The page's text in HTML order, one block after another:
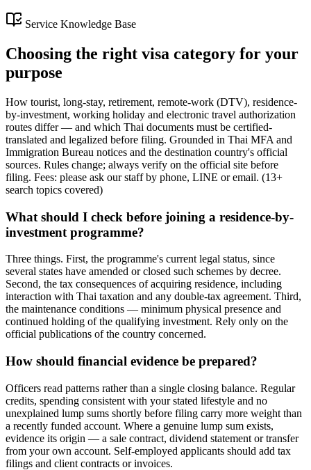
Service Knowledge Base
Choosing the right visa category for your
purpose
How tourist, long-stay, retirement, remote-work (DTV), residence-
by-investment, working holiday and electronic travel authorization
routes differ — and which Thai documents must be certified-
translated and legalized before filing. Grounded in Thai MFA and
Immigration Bureau notices and the destination country's official
sources. Rules change; always verify on the official site before
filing. Fees: please ask our staff by phone, LINE or email. (13+
search topics covered)
What should I check before joining a residence-by-
investment programme?
Three things. First, the programme's current legal status, since
several states have amended or closed such schemes by decree.
Second, the tax consequences of acquiring residence, including
interaction with Thai taxation and any double-tax agreement. Third,
the maintenance conditions — minimum physical presence and
continued holding of the qualifying investment. Rely only on the
official publications of the country concerned.
How should financial evidence be prepared?
Officers read patterns rather than a single closing balance. Regular
credits, spending consistent with your stated lifestyle and no
unexplained lump sums shortly before filing carry more weight than
a recently funded account. Where a genuine lump sum exists,
evidence its origin — a sale contract, dividend statement or transfer
from your own account. Self-employed applicants should add tax
filings and client contracts or invoices.